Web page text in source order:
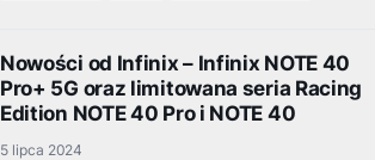
Nowości od Infinix – Infinix NOTE 40
Pro+ 5G oraz limitowana seria Racing
Edition NOTE 40 Pro i NOTE 40
5 lipca 2024